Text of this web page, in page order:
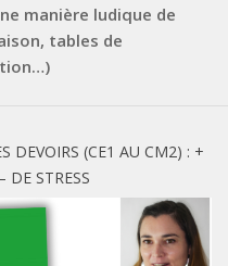
manière ludique de
tables de
DEVOIRS (CE1 AU CM2) : +
DE STRESS